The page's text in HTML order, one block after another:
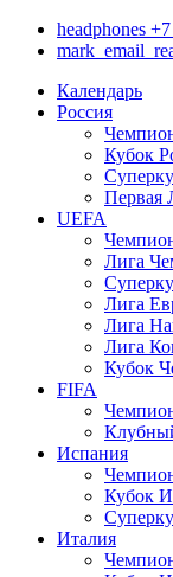
headphones
Календарь
Россия
Кубок
Первая
UEFA
Лига
Лига
Лига
Лига
Кубок
FIFA
Испания
Кубок
Италия